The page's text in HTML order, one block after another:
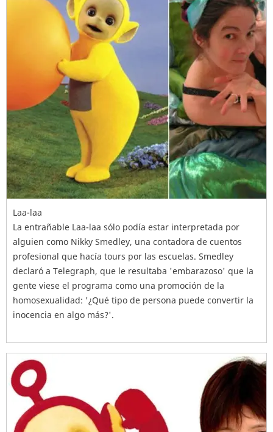
Laa-laa
La entrañable Laa-laa sólo podía estar interpretada por
alguien como Nikky Smedley, una contadora de cuentos
profesional que hacía tours por las escuelas. Smedley
declaró a Telegraph, que le resultaba 'embarazoso' que la
gente viese el programa como una promoción de la
homosexualidad: '¿Qué tipo de persona puede convertir la
inocencia en algo más?'.